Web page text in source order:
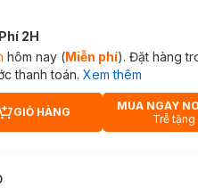
2H
hôm nay (Miễn phí). Đặt hàng
thanh toán. Xem thêm
CART PLUS ICON
GIỎ HÀNG
MUA NGAY
Trễ tặng